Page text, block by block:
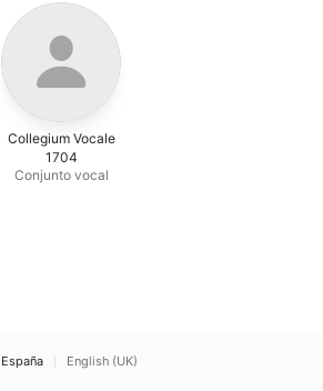
Collegium Vocale
1704
Conjunto vocal
España English (UK)